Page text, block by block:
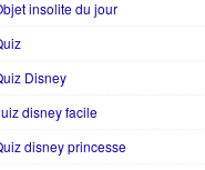
insolite du jour
Disney
disney facile
disney princesse